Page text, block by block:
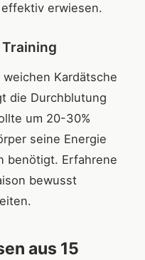
erwiesen.
Kardätsche
die Durchblutung
um 20-30%
seine Energie
benötigt. Erfahrene
bewusst
aus 15